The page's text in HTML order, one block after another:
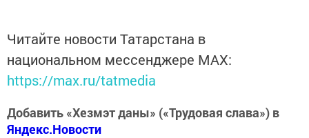
Читайте новости Татарстана в
национальном мессенджере MАХ:
https://max.ru/tatmedia
Добавить «Хезмэт даны» («Трудовая слава») в
Яндекс.Новости